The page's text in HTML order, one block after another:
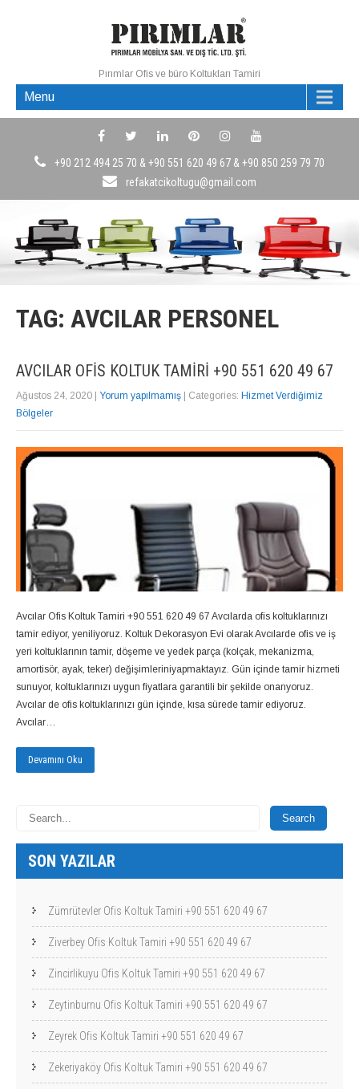
Pırımlar Ofis ve büro Koltukları Tamiri
Menu
+90 212 494 25 70 & +90 551 620 49 67 & +90 850 259 79 70
refakatcikoltugu@gmail.com
TAG: AVCILAR PERSONEL
AVCILAR OFIS KOLTUK TAMIRI +90 551 620 49 67
Ağustos 24, 2020 | Yorum yapılmamış | Categories: Hizmet Verdiğimiz
Bölgeler
Avcılar Ofis Koltuk Tamiri +90 551 620 49 67 Avcılarda ofis koltuklarınızı
tamir ediyor, yeniliyoruz. Koltuk Dekorasyon Evi olarak Avcılarde ofis ve iş
yeri koltuklarının tamir, döşeme ve yedek parça (kolçak, mekanizma,
amortisör, ayak, teker) değişimleriniyapmaktayız. Gün içinde tamir hizmeti
sunuyor, koltuklarınızı uygun fiyatlara garantili bir şekilde onarıyoruz.
Avcılar de ofis koltuklarınızı gün içinde, kısa sürede tamir ediyoruz.
Avcılar…
Devamını Oku
SON YAZILAR
Zümrütevler Ofis Koltuk Tamiri +90 551 620 49 67
Ziverbey Ofis Koltuk Tamiri +90 551 620 49 67
Zincirlikuyu Ofis Koltuk Tamiri +90 551 620 49 67
Zeytinburnu Ofis Koltuk Tamiri +90 551 620 49 67
Zeyrek Ofis Koltuk Tamiri +90 551 620 49 67
Zekeriyaköy Ofis Koltuk Tamiri +90 551 620 49 67